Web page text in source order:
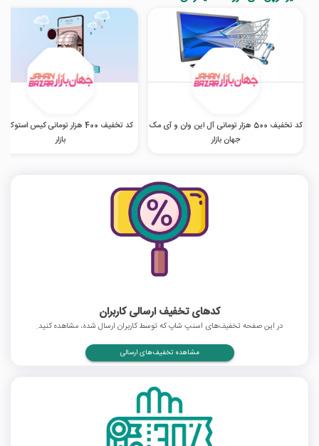
کد تخفیف 500 هزار تومانی آل این وان و آی مک
جهان بازار
کد تخفیف 400 هزار تومانی کیس
بازار
کدهای تخفیف ارسالی کاربران
در این صفحه تخفیف‌های اسنپ شاپ که توسط کاربران ارسال شده، مشاهده کنید.
مشاهده تخفیف‌های ارسالی